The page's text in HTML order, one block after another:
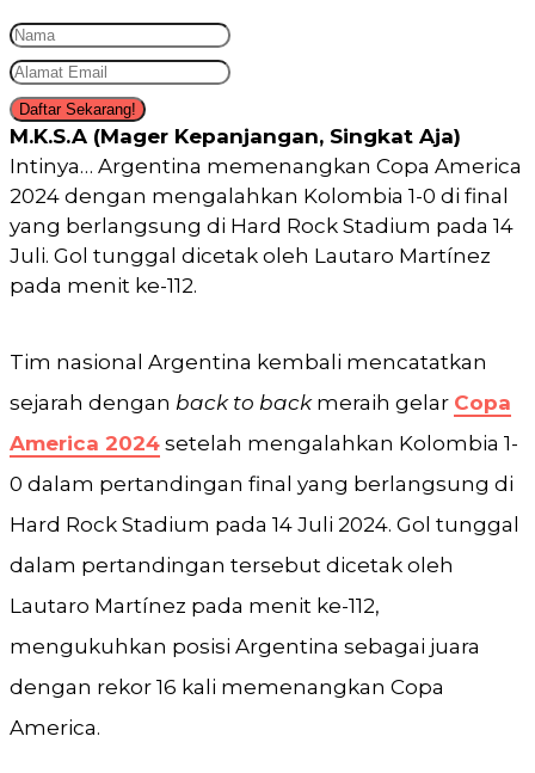
Daftar Sekarang!
M.K.S.A (Mager Kepanjangan, Singkat Aja)
Intinya… Argentina memenangkan Copa America
2024 dengan mengalahkan Kolombia 1-0 di final
yang berlangsung di Hard Rock Stadium pada 14
Juli. Gol tunggal dicetak oleh Lautaro Martínez
pada menit ke-112.
Tim nasional Argentina kembali mencatatkan
sejarah dengan back to backmeraih gelar Copa
America 2024 setelah mengalahkan Kolombia 1-
0 dalam pertandingan final yang berlangsung di
Hard Rock Stadium pada 14 Juli 2024. Gol tunggal
dalam pertandingan tersebut dicetak oleh
Lautaro Martínez pada menit ke-112,
mengukuhkan posisi Argentina sebagai juara
dengan rekor 16 kali memenangkan Copa
America.